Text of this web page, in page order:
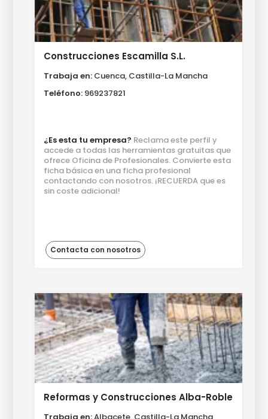
Construcciones Escamilla S.L.
Trabaja en: Cuenca, Castilla-La Mancha
Teléfono: 969237821
¿Es esta tu empresa? Reclama este perfil y
accede a todas las herramientas gratuitas que
ofrece Oficina de Profesionales. Convierte esta
ficha básica en una ficha profesional
contactando con nosotros. ¡RECUERDA que es
sin coste adicional!
Contacta con nosotros
Reformas y Construcciones Alba-Robledillo